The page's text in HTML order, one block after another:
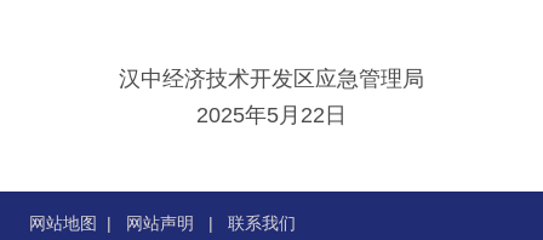
汉中经济技术开发区应急管理局
2025年5月22日
网站地图 | 网站声明 | 联系我们